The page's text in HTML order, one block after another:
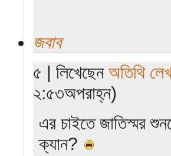
জবাব
৫ | লিখেছেন অতিথি
২:৫৩অপরাহ্ন)
এর চাইতে জাতিস্মর
ক্যান?